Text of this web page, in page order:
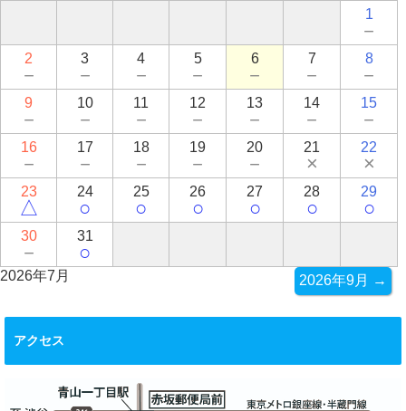
1
－
2
－
3
－
4
－
5
－
6
－
7
－
8
－
9
－
10
－
11
－
12
－
13
－
14
－
15
－
16
－
17
－
18
－
19
－
20
－
21
×
22
×
23
△
24
○
25
○
26
○
27
○
28
○
29
○
30
－
31
○
2026年7月 2026年9月 →
アクセス